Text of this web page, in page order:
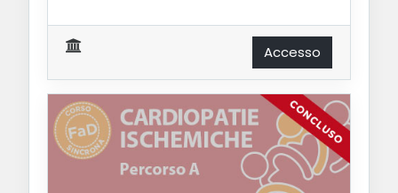
Accesso